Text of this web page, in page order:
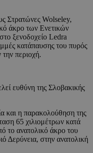
Στρατώνες Wolseley,
άκρο των Ενετικών
ξενοδοχείο Ledra
κατάπαυσης του πυρός
περιοχή.
ευθύνη της Σλοβακικής
και η παρακολούθηση της
65 χιλιομέτρων κατά
το ανατολικό άκρο του
Δερύνεια, στην ανατολική